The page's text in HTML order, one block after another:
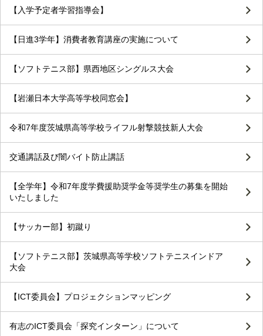
【入学予定者学習指導会】
【日進3学年】消費者教育講座の実施について
【ソフトテニス部】県西地区シングルス大会
【岩瀬日本大学高等学校同窓会】
令和7年度茨城県高等学校ライフル射撃競技新人大会
交通講話及び闇バイト防止講話
【全学年】令和7年度学費援助奨学金等奨学生の募集を開始
いたしました
【サッカー部】初蹴り
【ソフトテニス部】茨城県高等学校ソフトテニスインドア
大会
【ICT委員会】プロジェクションマッピング
有志のICT委員会「探究インターン」について